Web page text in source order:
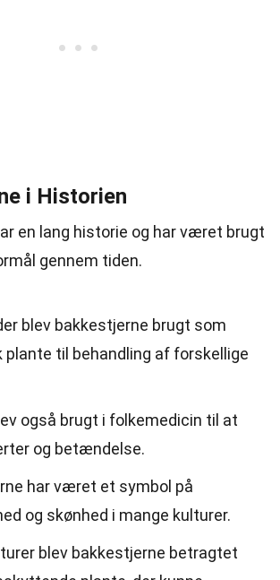
i Historien
en lang historie og har været brugt
gennem tiden.
blev bakkestjerne brugt som
plante til behandling af forskellige
også brugt i folkemedicin til at
og betændelse.
har været et symbol på
og skønhed i mange kulturer.
blev bakkestjerne betragtet